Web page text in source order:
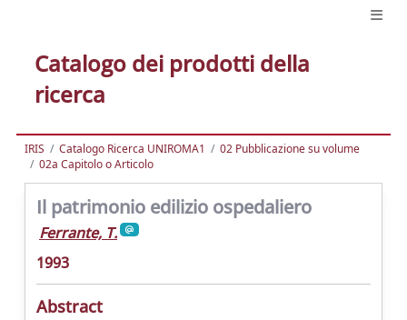
Catalogo dei prodotti della
ricerca
IRIS Catalogo Ricerca UNIROMA1
02 Pubblicazione su volume
02a Capitolo o Articolo
Il patrimonio edilizio ospedaliero
Ferrante, T.
1993
Abstract